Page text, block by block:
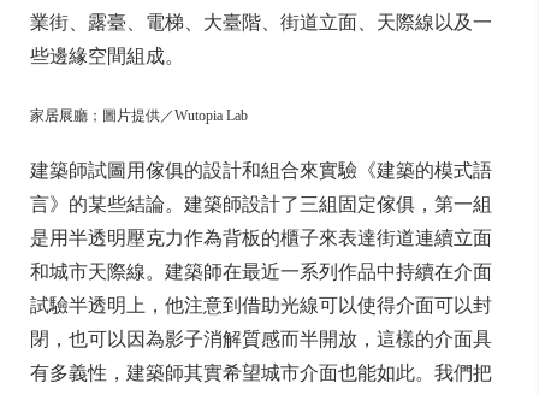
業街、露臺、電梯、大臺階、街道立面、天際線以及一
些邊緣空間組成。
家居展廳；圖片提供／Wutopia Lab
建築師試圖用傢俱的設計和組合來實驗《建築的模式語
言》的某些結論。建築師設計了三組固定傢俱，第一組
是用半透明壓克力作為背板的櫃子來表達街道連續立面
和城市天際線。建築師在最近一系列作品中持續在介面
試驗半透明上，他注意到借助光線可以使得介面可以封
閉，也可以因為影子消解質感而半開放，這樣的介面具
有多義性，建築師其實希望城市介面也能如此。我們把